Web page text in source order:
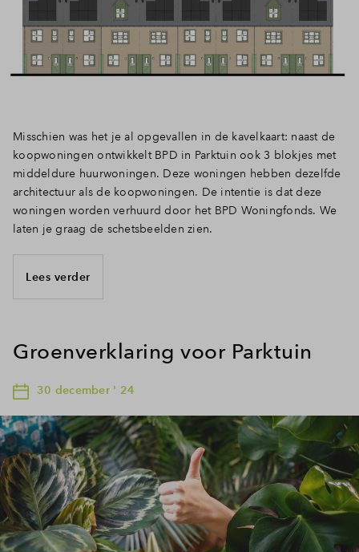
Misschien was het je al opgevallen in de kavelkaart: naast de
koopwoningen ontwikkelt BPD in Parktuin ook 3 blokjes met
middeldure huurwoningen. Deze woningen hebben dezelfde
architectuur als de koopwoningen. De intentie is dat deze
woningen worden verhuurd door het BPD Woningfonds. We
laten je graag de schetsbeelden zien.
Lees verder
Groenverklaring voor Parktuin
30 december ' 24